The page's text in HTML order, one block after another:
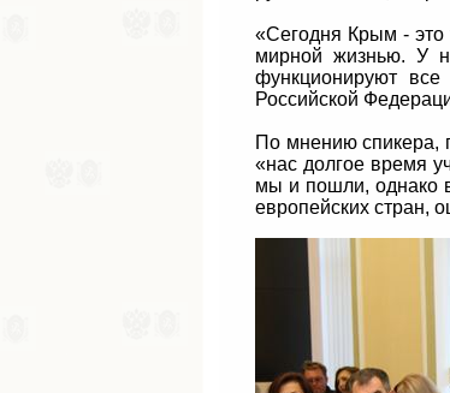
«Сегодня Крым - это
мирной жизнью. У
функционируют все
Российской
По мнению спикера,
«нас долгое время
мы и пошли, однако
европейских стран,